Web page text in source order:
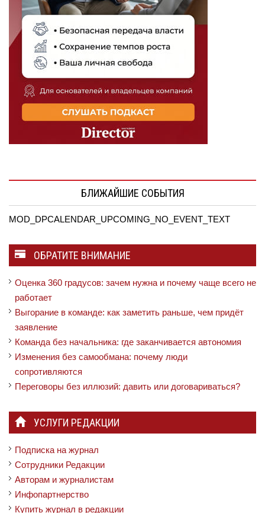
БЛИЖАЙШИЕ СОБЫТИЯ
MOD_DPCALENDAR_UPCOMING_NO_EVENT_TEXT
ОБРАТИТЕ ВНИМАНИЕ
Оценка 360 градусов: зачем нужна и почему чаще всего не
работает
Выгорание в команде: как заметить раньше, чем придёт
заявление
Команда без начальника: где заканчивается автономия
Изменения без самообмана: почему люди
сопротивляются
Переговоры без иллюзий: давить или договариваться?
УСЛУГИ РЕДАКЦИИ
Подписка на журнал
Сотрудники Редакции
Авторам и журналистам
Инфопартнерство
Купить журнал в редакции